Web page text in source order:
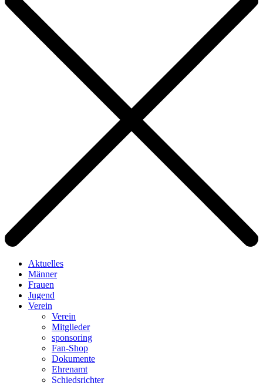
Aktuelles
Männer
Frauen
Jugend
Verein
Verein
Mitglieder
sponsoring
Fan-Shop
Dokumente
Ehrenamt
Schiedsrichter